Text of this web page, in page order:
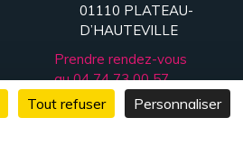
01110 PLATEAU-
D’HAUTEVILLE
Prendre rendez-vous
au 04 74 73 00 57
Tout refuser Personnaliser